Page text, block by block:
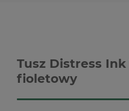
Tusz Distress
fioletowy